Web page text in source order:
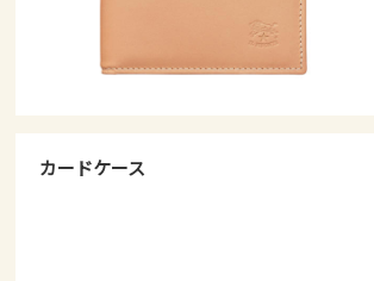
カードケース